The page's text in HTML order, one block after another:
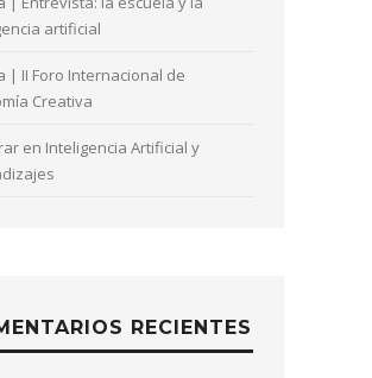
artificial
| II Foro Internacional de
Creativa
en Inteligencia Artificial y
RECIENTES